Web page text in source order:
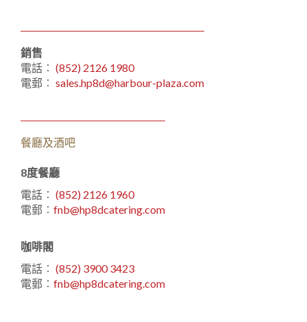
銷售
電話︰ (852) 2126 1980
電郵︰ sales.hp8d@harbour-plaza.com
餐廳及酒吧
8度餐廳
電話︰ (852) 2126 1960
電郵︰ fnb@hp8dcatering.com
咖啡閣
電話︰ (852) 3900 3423
電郵︰ fnb@hp8dcatering.com